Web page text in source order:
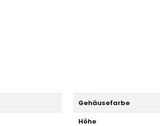
Gehäusefarbe
Höhe